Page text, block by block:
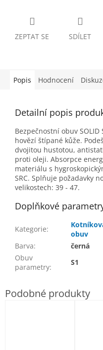
ZEPTAT SE SDÍLET
Popis Hodnocení
Detailní popis
Bezpečnostní obuv
hovězí štípané kůže.
dvojitou hustotou,
proti oleji. Absorpce
materiálu s
SRC. Splňuje požadavky
velikostech: 39 - 47.
Doplňkové
Kategorie:
obuv
Barva:
černá
Obuv
parametry:
S1